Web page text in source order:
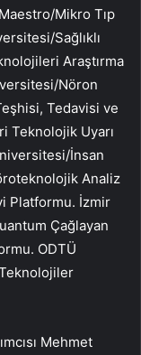
Mikro Tıp
Sağlıklı
Araştırma
Nöron
Tedavisi ve
Teknolojik Uyarı
İnsan
Analiz
Platformu. İzmir
Çağlayan
ODTÜ
Mehmet